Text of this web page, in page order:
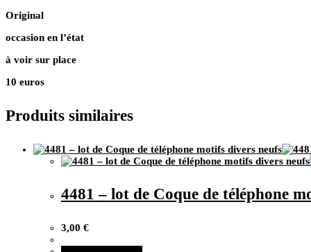
Original
occasion en l’état
à voir sur place
10 euros
Produits similaires
4481 – lot de Coque de téléphone
3,00 €